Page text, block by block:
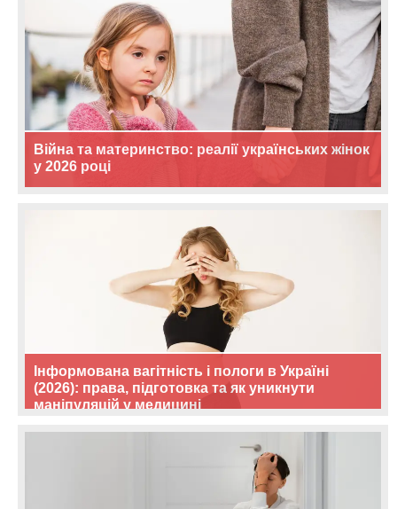
Війна та материнство: реалії українських жінок
у 2026 році
Інформована вагітність і пологи в Україні
(2026): права, підготовка та як уникнути
маніпуляцій у медицині